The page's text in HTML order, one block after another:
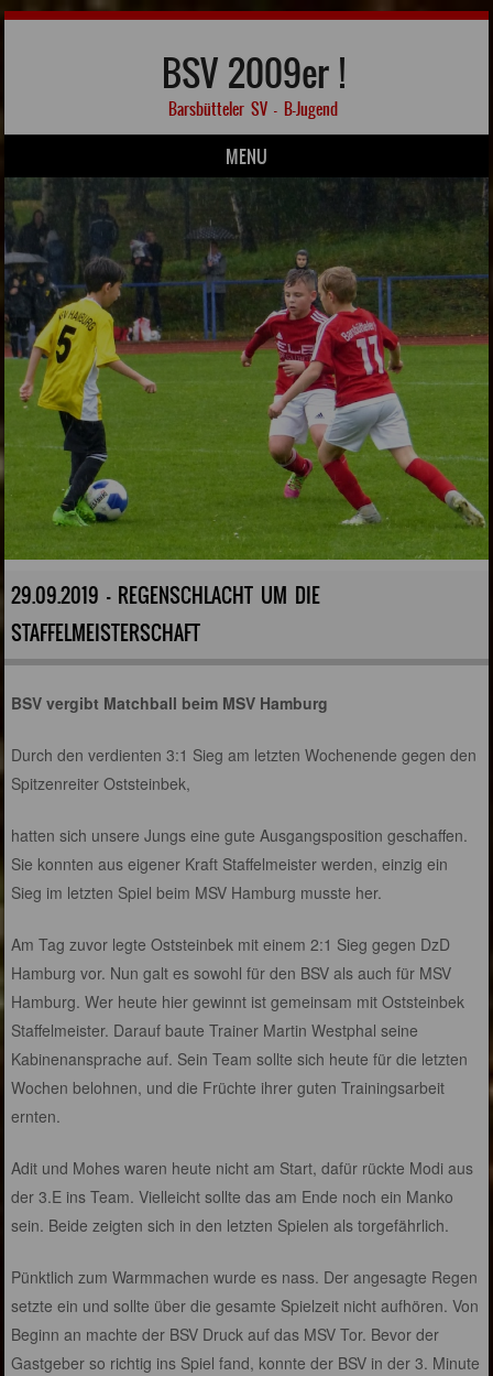
BSV 2009er !
Barsbütteler SV – B-Jugend
MENU
Skip to content
29.09.2019 - REGENSCHLACHT UM DIE
STAFFELMEISTERSCHAFT
BSV vergibt Matchball beim MSV Hamburg
Durch den verdienten 3:1 Sieg am letzten Wochenende gegen den
Spitzenreiter Oststeinbek,
hatten sich unsere Jungs eine gute Ausgangsposition geschaffen.
Sie konnten aus eigener Kraft Staffelmeister werden, einzig ein
Sieg im letzten Spiel beim MSV Hamburg musste her.
Am Tag zuvor legte Oststeinbek mit einem 2:1 Sieg gegen DzD
Hamburg vor. Nun galt es sowohl für den BSV als auch für MSV
Hamburg. Wer heute hier gewinnt ist gemeinsam mit Oststeinbek
Staffelmeister. Darauf baute Trainer Martin Westphal seine
Kabinenansprache auf. Sein Team sollte sich heute für die letzten
Wochen belohnen, und die Früchte ihrer guten Trainingsarbeit
ernten.
Adit und Mohes waren heute nicht am Start, dafür rückte Modi aus
der 3.E ins Team. Vielleicht sollte das am Ende noch ein Manko
sein. Beide zeigten sich in den letzten Spielen als torgefährlich.
Pünktlich zum Warmmachen wurde es nass. Der angesagte Regen
setzte ein und sollte über die gesamte Spielzeit nicht aufhören. Von
Beginn an machte der BSV Druck auf das MSV Tor. Bevor der
Gastgeber so richtig ins Spiel fand, konnte der BSV in der 3. Minute